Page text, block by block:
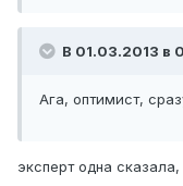
В 01.03.2013 в
Ага, оптимист,
эксперт одна